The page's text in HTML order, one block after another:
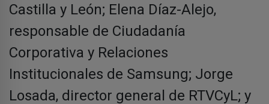
Castilla y León; Elena Díaz-Alejo,
responsable de Ciudadanía
Corporativa y Relaciones
Institucionales de Samsung; Jorge
Losada, director general de RTVCyL; y